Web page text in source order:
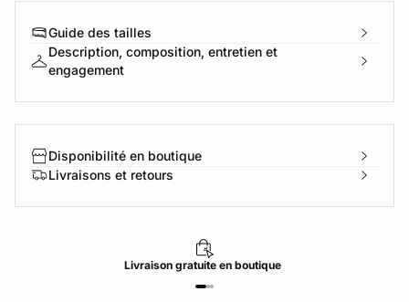
Guide des tailles
Description, composition, entretien et
engagement
Disponibilité en boutique
Livraisons et retours
Livraisongratuiteen boutique